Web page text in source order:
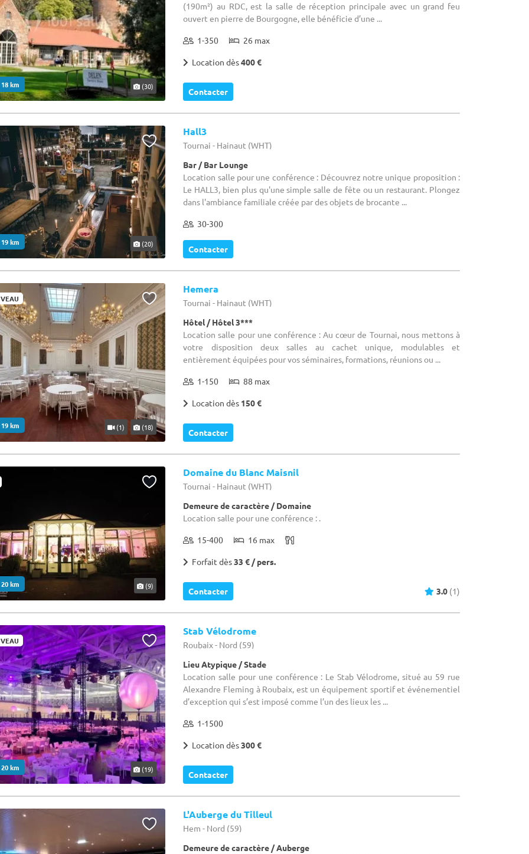
km (30)
(190m²) au RDC, est la salle de réception principale avec un grand feu
ouvert en pierre de Bourgogne, elle bénéficie d’une ...
1-350 26 max
Location dès400 €
Contacter
km (20)
Hall3
Tournai - Hainaut (WHT)
Bar / Bar Lounge
Location salle pour une conférence : Découvrez notre unique proposition :
Le HALL3, bien plus qu'une simple salle de fête ou un restaurant. Plongez
dans l'ambiance familiale créée par des objets de brocante ...
30-300
Contacter
km (1) (18)
Hemera
Tournai - Hainaut (WHT)
Hôtel / Hôtel 3***
Location salle pour une conférence : Au cœur de Tournai, nous mettons à
votre disposition deux salles au cachet unique, modulables et
entièrement équipées pour vos séminaires, formations, réunions ou ...
1-150 88 max
Location dès 150 €
Contacter
km (9)
Domaine du Blanc Maisnil
Tournai - Hainaut (WHT)
Demeure de caractère / Domaine
Location salle pour une conférence : .
15-400 16 max
Forfait dès33 € / pers.
Contacter 3.0 (1)
km (19)
Stab Vélodrome
Roubaix - Nord (59)
Lieu Atypique / Stade
Location salle pour une conférence : Le Stab Vélodrome, situé au 59 rue
Alexandre Fleming à Roubaix, est un équipement sportif et événementiel
d’exception qui s’est imposé comme l’un des lieux les ...
1-1500
Location dès300 €
Contacter
L'Auberge du Tilleul
Hem - Nord (59)
Demeure de caractère / Auberge